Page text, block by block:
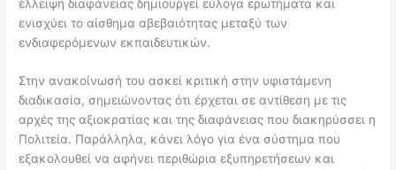
έλλειψη διαφάνειας δημιουργεί εύλογα ερωτήματα και
ενισχύει το αίσθημα αβεβαιότητας μεταξύ των
ενδιαφερόμενων εκπαιδευτικών.
Στην ανακοίνωσή του ασκεί κριτική στην υφιστάμενη
διαδικασία, σημειώνοντας ότι έρχεται σε αντίθεση με τις
αρχές της αξιοκρατίας και της διαφάνειας που διακηρύσσει η
Πολιτεία. Παράλληλα, κάνει λόγο για ένα σύστημα που
εξακολουθεί να αφήνει περιθώρια εξυπηρετήσεων και